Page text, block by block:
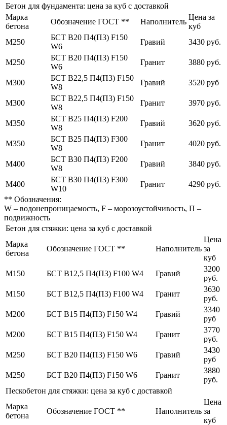
Бетон для фундамента: цена за куб с доставкой
Марка
бетона
Обозначение ГОСТ ** Наполнитель
Цена за
куб
М250
БСТ В20 П4(П3) F150
W6
Гравий 3430 руб.
М250
БСТ В20 П4(П3) F150
W6
Гранит 3880 руб.
М300
БСТ В22,5 П4(П3) F150
W8
Гравий 3520 руб
М300
БСТ В22,5 П4(П3) F150
W8
Гранит 3970 руб.
М350
БСТ В25 П4(П3) F200
W8
Гравий 3620 руб.
М350
БСТ В25 П4(П3) F300
W8
Гранит 4020 руб.
М400
БСТ В30 П4(П3) F200
W8
Гравий 3840 руб.
М400
БСТ В30 П4(П3) F300
W10
Гранит
4290 руб.
** Обозначения:
W – водонепроницаемость, F – морозоустойчивость, П –
подвижность
Бетон для стяжки: цена за куб с доставкой
Марка
бетона
Обозначение ГОСТ ** Наполнитель
Цена
за
куб
М150
БСТ В12,5 П4(П3) F100 W4 Гравий
3200
руб.
М150
БСТ В12,5 П4(П3) F100 W4 Гранит
3630
руб.
М200
БСТ В15 П4(П3) F150 W4 Гравий
3340
руб
М200
БСТ В15 П4(П3) F150 W4 Гранит
3770
руб.
М250
БСТ В20 П4(П3) F150 W6 Гравий
3430
руб
М250
БСТ В20 П4(П3) F150 W6 Гранит
3880
руб.
Пескобетон для стяжки: цена за куб с доставкой
Марка
бетона
Обозначение ГОСТ ** Наполнитель
Цена
за
куб